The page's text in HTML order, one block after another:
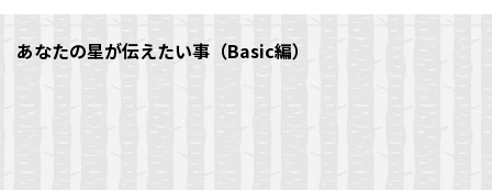
あなたの星が伝えたい事（Basic編）